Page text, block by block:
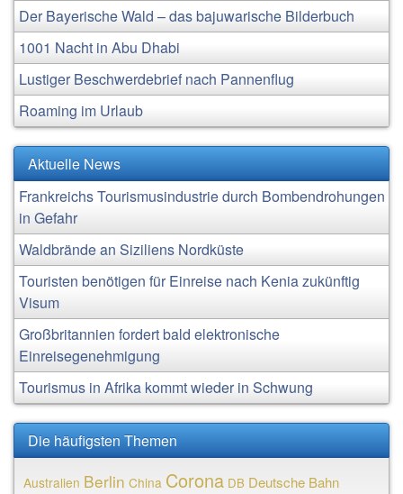
Der Bayerische Wald – das bajuwarische Bilderbuch
1001 Nacht in Abu Dhabi
Lustiger Beschwerdebrief nach Pannenflug
Roaming im Urlaub
Aktuelle News
Frankreichs Tourismusindustrie durch Bombendrohungen
in Gefahr
Waldbrände an Siziliens Nordküste
Touristen benötigen für Einreise nach Kenia zukünftig
Visum
Großbritannien fordert bald elektronische
Einreisegenehmigung
Tourismus in Afrika kommt wieder in Schwung
Die häufigsten Themen
Australien Berlin China Corona DB Deutsche Bahn